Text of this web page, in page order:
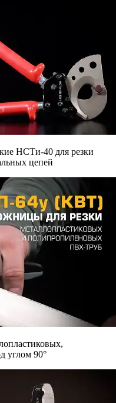
НСТи-40 для резки
цепей
углом 90°